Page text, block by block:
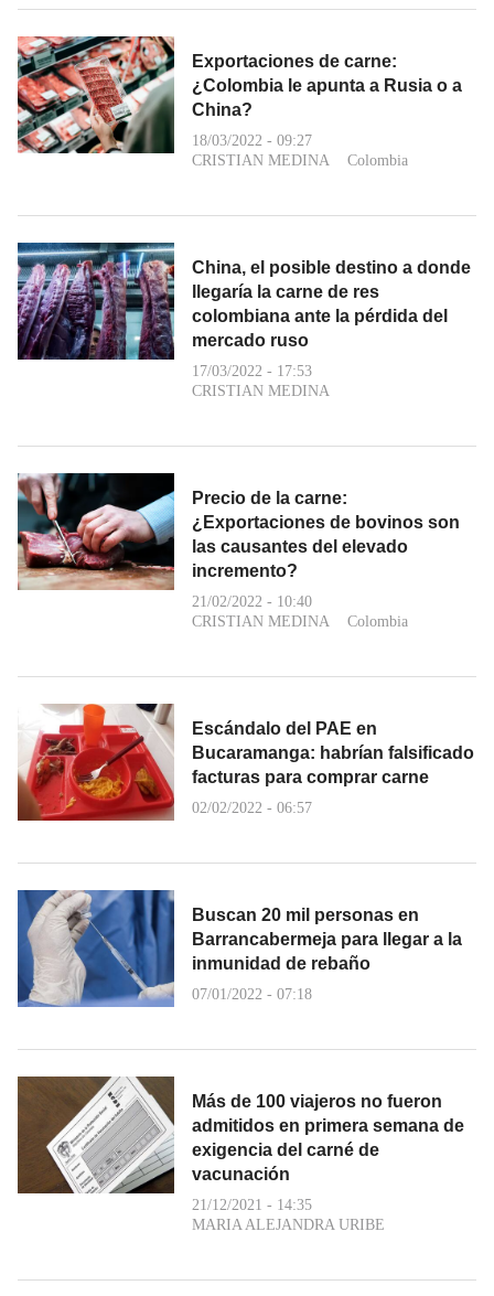
Exportaciones de carne:
¿Colombia le apunta a Rusia o a
China?
18/03/2022 - 09:27
CRISTIAN MEDINA
Colombia
China, el posible destino a donde
llegaría la carne de res
colombiana ante la pérdida del
mercado ruso
17/03/2022 - 17:53
CRISTIAN MEDINA
Precio de la carne:
¿Exportaciones de bovinos son
las causantes del elevado
incremento?
21/02/2022 - 10:40
CRISTIAN MEDINA
Colombia
Escándalo del PAE en
Bucaramanga: habrían falsificado
facturas para comprar carne
02/02/2022 - 06:57
Buscan 20 mil personas en
Barrancabermeja para llegar a la
inmunidad de rebaño
07/01/2022 - 07:18
Más de 100 viajeros no fueron
admitidos en primera semana de
exigencia del carné de
vacunación
21/12/2021 - 14:35
MARIA ALEJANDRA URIBE